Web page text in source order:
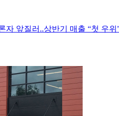
자 앞질러..상반기 매출 “첫 우위